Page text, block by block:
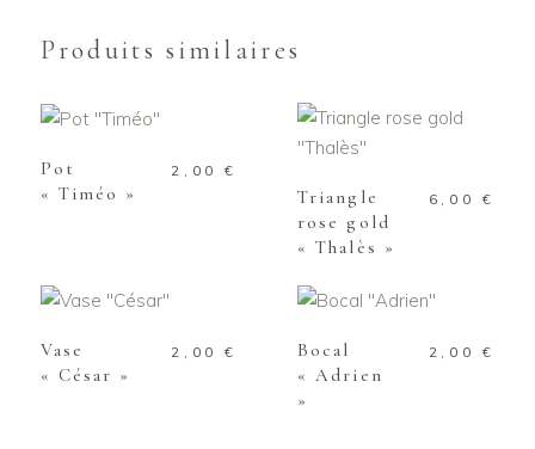
Produits similaires
PANIER
Pot
« Timéo »
2,00€
AJOUTER AU
PANIER
Triangle
rose gold
« Thalès »
6,00 €
PANIER
Vase
« César »
2,00€
PANIER
Bocal
« Adrien
»
2,00 €